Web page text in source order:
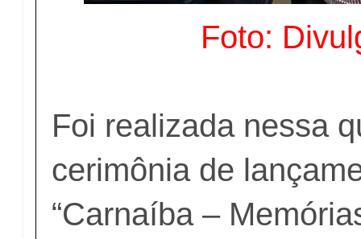
Foto:
Foi realizada nessa
cerimônia de
“Carnaíba –